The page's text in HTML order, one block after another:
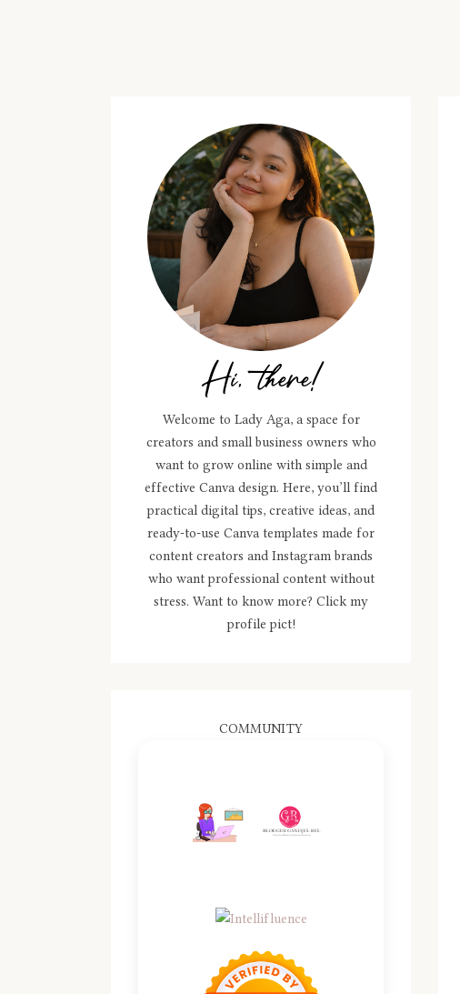
Hi, there!
Welcome to Lady Aga, a space for
creators and small business owners who
want to grow online with simple and
effective Canva design. Here, you’ll find
practical digital tips, creative ideas, and
ready-to-use Canva templates made for
content creators and Instagram brands
who want professional content without
stress. Want to know more? Click my
profile pict!
COMMUNITY